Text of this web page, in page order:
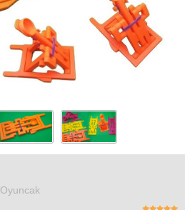
Oyuncak